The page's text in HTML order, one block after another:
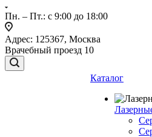
Пн. – Пт.: с 9:00 до 18:00
Адрес: 125367, Москва
Врачебный проезд 10
Каталог